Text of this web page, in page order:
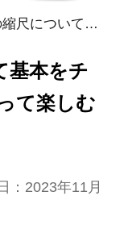
Nゲージの縮尺について基本をチェック！スケールを知って楽しむポイント
基本をチ
て楽しむ
：2023年11月